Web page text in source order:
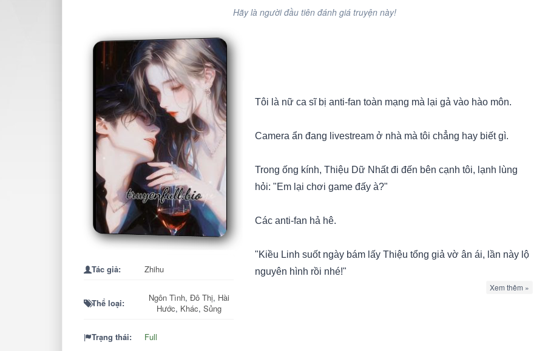
Hãy là người đầu tiên đánh giá truyện này!
Tác giả: Zhihu
Thể loại: Ngôn Tình, Đô Thị, Hài
Hước, Khác, Sủng
Trạng thái: Full
Tôi là nữ ca sĩ bị anti-fan toàn mạng mà lại gả vào hào môn.
Camera ẩn đang livestream ở nhà mà tôi chẳng hay biết gì.
Trong ống kính, Thiệu Dữ Nhất đi đến bên cạnh tôi, lạnh lùng
hỏi: "Em lại chơi game đấy à?"
Các anti-fan hả hê.
"Kiều Linh suốt ngày bám lấy Thiệu tổng giả vờ ân ái, lần này lộ
nguyên hình rồi nhé!"
Xem thêm »